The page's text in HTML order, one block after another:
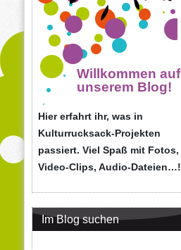
Willkommen auf
unserem Blog!
Hier erfahrt ihr, was in
Kulturrucksack-Projekten
passiert. Viel Spaß mit Fotos,
Video-Clips, Audio-Dateien…!
Im Blog suchen